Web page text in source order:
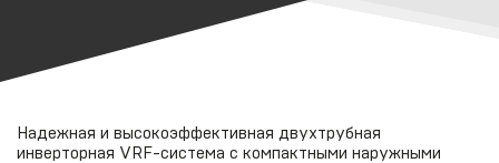
Надежная и высокоэффективная двухтрубная
инверторная VRF-система с компактными наружными